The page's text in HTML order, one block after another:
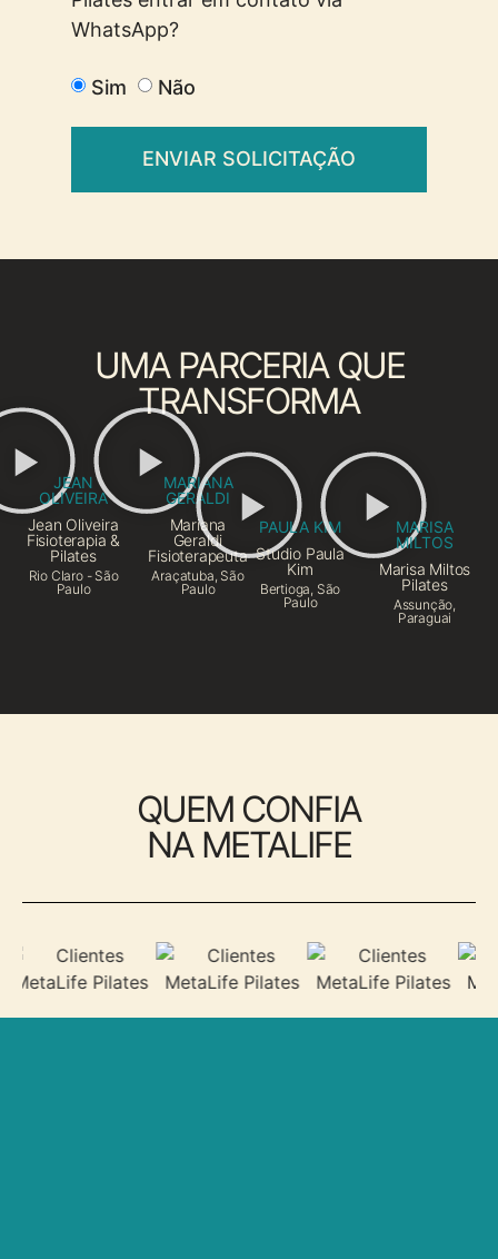
WhatsApp?
Sim Não
ENVIAR SOLICITAÇÃO
UMA PARCERIA QUE
TRANSFORMA
JEAN
OLIVEIRA
Jean Oliveira
Fisioterapia &
Pilates
Rio Claro - São
Paulo
MARIANA
GERALDI
Mariana
Geraldi
Fisioterapeuta
Araçatuba, São
Paulo
PAULA KIM
Studio Paula
Kim
Bertioga, São
Paulo
MARISA
MILTOS
Marisa Miltos
Pilates
Assunção,
Paraguai
QUEM CONFIA
NA METALIFE